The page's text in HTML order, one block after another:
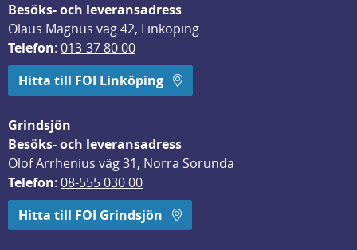
Besöks- och leveransadress
Olaus Magnus väg 42, Linköping
Telefon: 013-37 80 00
Hitta till FOI Linköping
Grindsjön
Besöks- och leveransadress
Olof Arrhenius väg 31, Norra Sorunda
Telefon: 08-555 030 00
Hitta till FOI Grindsjön